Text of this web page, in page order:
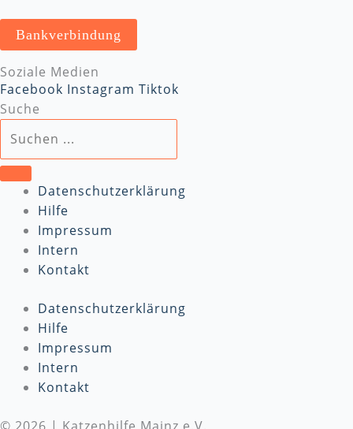
Bankverbindung
Soziale Medien
Facebook Instagram Tiktok
Suche
Datenschutzerklärung
Hilfe
Impressum
Intern
Kontakt
Datenschutzerklärung
Hilfe
Impressum
Intern
Kontakt